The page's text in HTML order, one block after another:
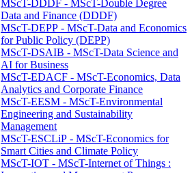
MScT-DDDF - MScT-Double Degree
Data and Finance (DDDF)
MScT-DEPP - MScT-Data and Economics
for Public Policy (DEPP)
MScT-DSAIB - MScT-Data Science and
AI for Business
MScT-EDACF - MScT-Economics, Data
Analytics and Corporate Finance
MScT-EESM - MScT-Environmental
Engineering and Sustainability
Management
MScT-ESCLiP - MScT-Economics for
Smart Cities and Climate Policy
MScT-IOT - MScT-Internet of Things :